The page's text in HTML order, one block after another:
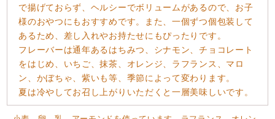
で揚げておらず、ヘルシーでボリュームがあるので、お子
様のおやつにもおすすめです。また、一個ずつ個包装して
あるため、差し入れやお持たせにもぴったりです。
フレーバーは通年あるはちみつ、シナモン、チョコレート
をはじめ、いちご、抹茶、オレンジ、ラフランス、マロ
ン、かぼちゃ、紫いも等、季節によって変わります。
夏は冷やしてお召し上がりいただくと一層美味しいです。